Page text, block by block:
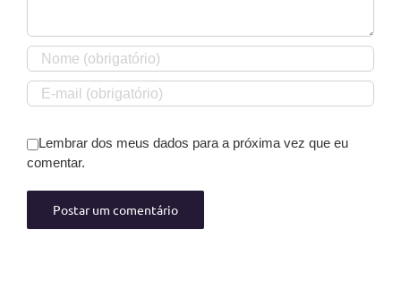
Lembrar dos meus dados para a próxima vez que eu
comentar.